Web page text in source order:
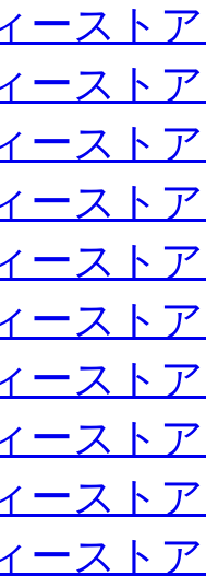
ースト
ースト
ースト
ースト
ースト
ースト
ースト
ースト
ースト
ースト